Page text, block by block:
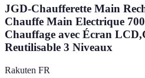
JGD-Chaufferette Main
Chauffe Main Electrique
Chauffage avec Écran
Reutilisable 3 Niveaux
Rakuten FR